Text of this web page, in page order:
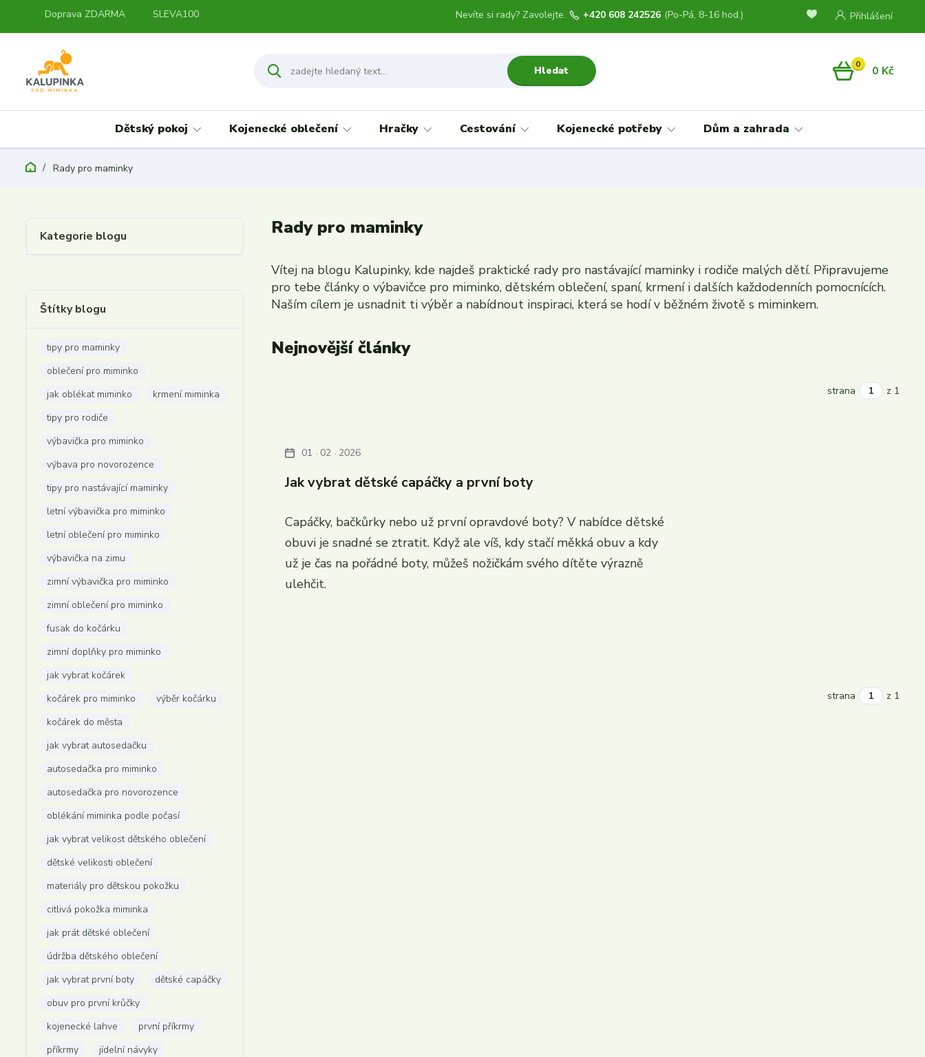
Doprava ZDARMA SLEVA100 Přihlášení
Hledat
Nevíte si rady? Zavolejte. +420 608 242526 (Po-Pá, 8-16 hod.)
0 0 Kč
Dětský pokoj Kojenecké oblečení Hračky Cestování Kojenecké potřeby Dům a zahrada
Rady pro maminky
Kategorie blogu
Štítky blogu
tipy pro maminky
oblečení pro miminko
jak oblékat miminko
krmení miminka
tipy pro rodiče
výbavička pro miminko
výbava pro novorozence
tipy pro nastávající maminky
letní výbavička pro miminko
letní oblečení pro miminko
výbavička na zimu
zimní výbavička pro miminko
zimní oblečení pro miminko
fusak do kočárku
zimní doplňky pro miminko
jak vybrat kočárek
kočárek pro miminko
výběr kočárku
kočárek do města
jak vybrat autosedačku
autosedačka pro miminko
autosedačka pro novorozence
oblékání miminka podle počasí
jak vybrat velikost dětského oblečení
dětské velikosti oblečení
materiály pro dětskou pokožku
citlivá pokožka miminka
jak prát dětské oblečení
údržba dětského oblečení
jak vybrat první boty
dětské capáčky
obuv pro první krůčky
kojenecké lahve
první příkrmy
příkrmy
jídelní návyky
Rady pro maminky
Vítej na blogu Kalupinky, kde najdeš praktické rady pro nastávající maminky i rodiče malých dětí. Připravujeme
pro tebe články o výbavičce pro miminko, dětském oblečení, spaní, krmení i dalších každodenních pomocnících.
Naším cílem je usnadnit ti výběr a nabídnout inspiraci, která se hodí v běžném životě s miminkem.
Nejnovější články
strana z 1
Jak vybrat dětské capáčky a první boty
01 02 2026
Capáčky, bačkůrky nebo už první opravdové boty? V nabídce dětské
obuvi je snadné se ztratit. Když ale víš, kdy stačí měkká obuv a kdy
už je čas na pořádné boty, můžeš nožičkám svého dítěte výrazně
ulehčit.
strana z 1